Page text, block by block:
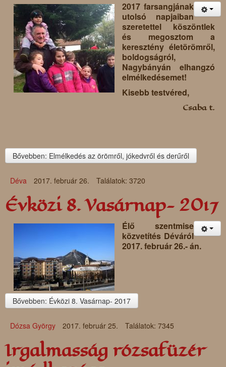
2017 farsangjának
utolsó napjaiban
szeretettel köszöntlek
és megosztom a
keresztény életörömről,
boldogságról,
Nagybányán elhangzó
elmélkedésemet!
Kisebb testvéred,
Csaba t.
Bővebben: Elmélkedés az örömről, jókedvről és derűről
Déva 2017. február 26. Találatok: 3720
Évközi 8. Vasárnap- 2017
Élő szentmise
közvetítés Déváról
2017. február 26.- án.
Bővebben: Évközi 8. Vasárnap- 2017
Dózsa György 2017. február 25. Találatok: 7345
Irgalmasság rózsafüzér